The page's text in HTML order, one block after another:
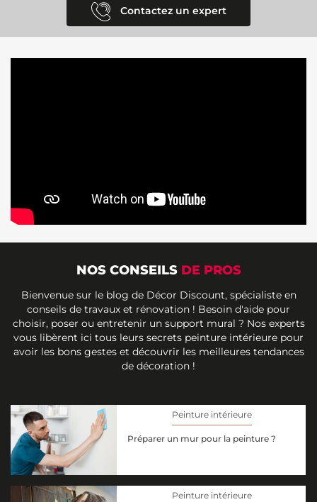
Contactez un expert
NOS CONSEILS DE PROS
Bienvenue sur le blog de Décor Discount, spécialiste en
conseils de travaux et rénovation ! Besoin d'aide pour
choisir, poser ou entretenir un support mural ? Nos experts
vous libèrent ici tous leurs secrets peinture intérieure pour
avoir les bons gestes et découvrir les meilleures tendances
de décoration !
Peinture intérieure
Préparer un mur pour la peinture ?
Peinture intérieure